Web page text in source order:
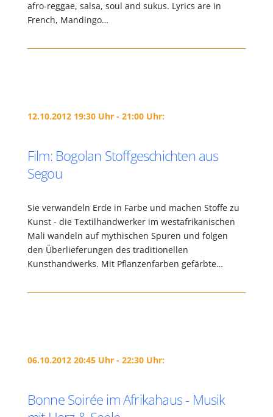
afro-reggae, salsa, soul and sukus. Lyrics are in
French, Mandingo…
12.10.2012 19:30 Uhr - 21:00 Uhr:
Film: Bogolan Stoffgeschichten aus
Segou
Sie verwandeln Erde in Farbe und machen Stoffe zu
Kunst - die Textilhandwerker im westafrikanischen
Mali wandeln auf mythischen Spuren und folgen
den Überlieferungen des traditionellen
Kunsthandwerks. Mit Pflanzenfarben gefärbte…
06.10.2012 20:45 Uhr - 22:30 Uhr:
Bonne Soirée im Afrikahaus - Musik